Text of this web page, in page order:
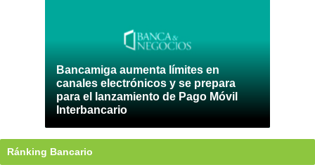
Bancamiga aumenta límites en
canales electrónicos y se prepara
para el lanzamiento de Pago Móvil
Interbancario
Ránking Bancario